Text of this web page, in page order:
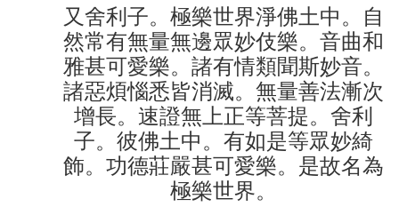
又舍利子。極樂世界淨佛土中。自
然常有無量無邊眾妙伎樂。音曲和
雅甚可愛樂。諸有情類聞斯妙音。
諸惡煩惱悉皆消滅。無量善法漸次
增長。速證無上正等菩提。舍利
子。彼佛土中。有如是等眾妙綺
飾。功德莊嚴甚可愛樂。是故名為
極樂世界。